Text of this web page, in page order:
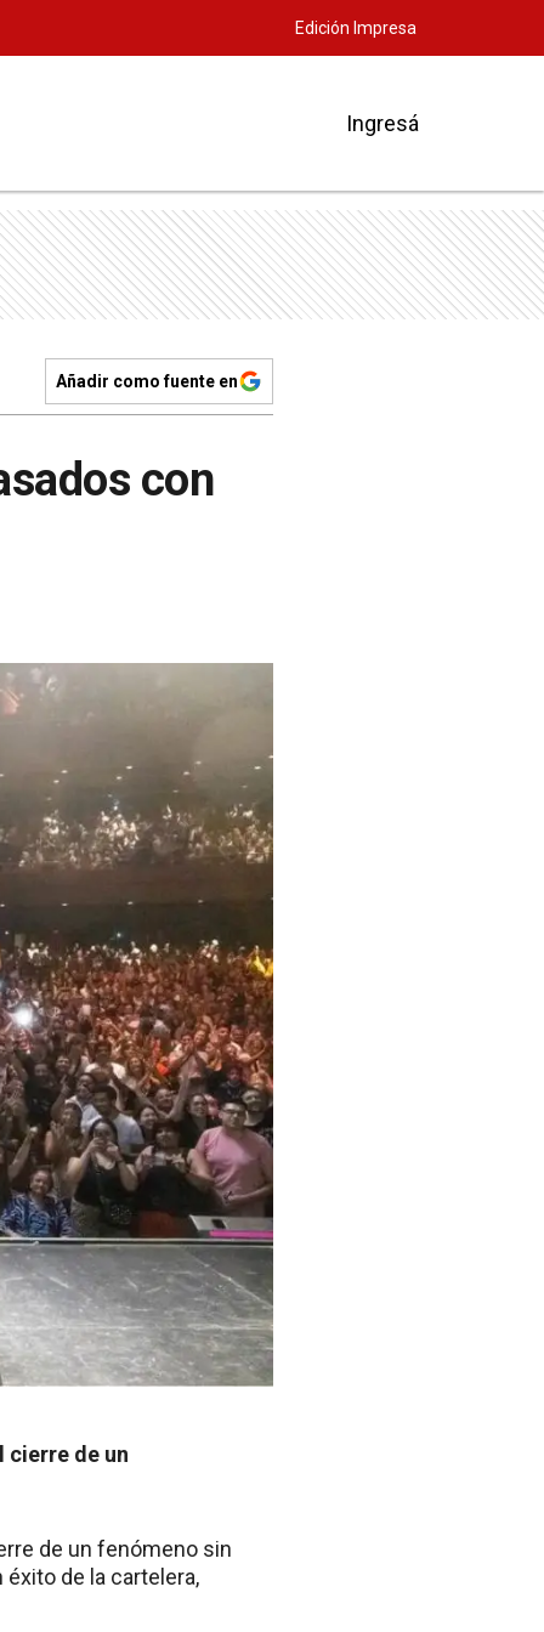
Edición Impresa
Ingresá
Añadir como fuente en
con
cierre de un
de un fenómeno sin
de la cartelera,